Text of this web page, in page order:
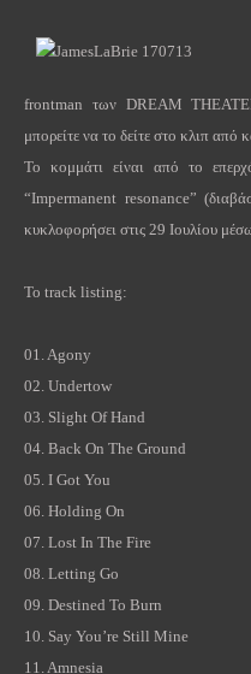
frontman των DREAM
μπορείτε να το δείτε στο κλιπ από
Το κομμάτι είναι από το
“Impermanent resonance”
κυκλοφορήσει στις 29 Ιουλίου
To track listing:
01. Agony
02. Undertow
03. Slight Of Hand
04. Back On The Ground
05. I Got You
06. Holding On
07. Lost In The Fire
08. Letting Go
09. Destined To Burn
10. Say You’re Still Mine
11. Amnesia